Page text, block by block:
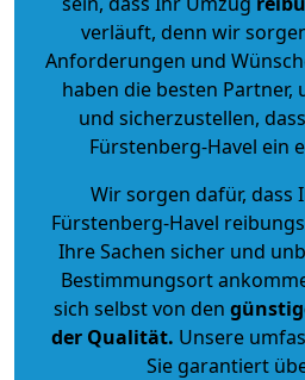
verläuft, denn wir
Anforderungen und
haben die besten Partner,
und sicherzustellen,
Fürstenberg-Havel ein
Wir sorgen dafür, dass
Fürstenberg-Havel
Ihre Sachen sicher und
Bestimmungsort
sich selbst von den
der Qualität. Unsere
Sie garantiert